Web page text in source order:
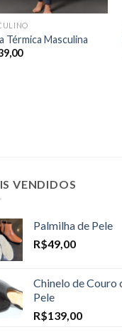
Térmica Masculina
VENDIDOS
Palmilha de Pele
R$49,00
Chinelo de Couro
Pele
R$139,00